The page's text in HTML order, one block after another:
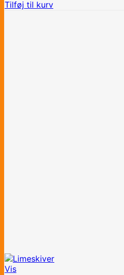
Tilføj til kurv
Vis